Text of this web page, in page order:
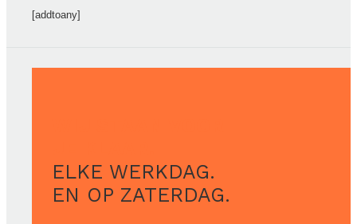
[addtoany]
ELKE WERKDAG.
EN OP ZATERDAG.